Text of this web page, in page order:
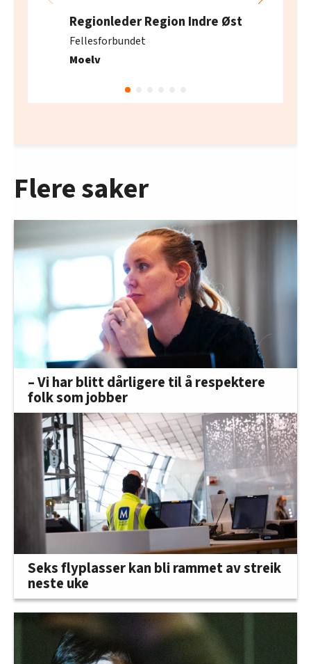
Regionleder Region Indre Øst
Fellesforbundet
Moelv
Flere saker
– Vi har blitt dårligere til å respektere
folk som jobber
Seks flyplasser kan bli rammet av streik
neste uke